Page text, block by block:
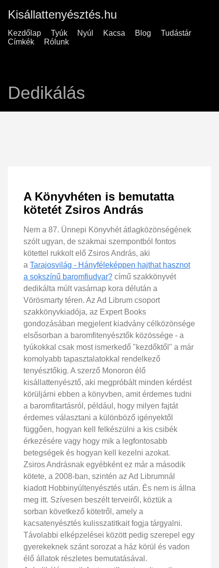
Kisállattenyésztés.hu
Kezdőlap Tyúk Nyúl Kacsa Blog
Tudástár
Címkék
Rólunk
Dedikálás
A Könyvhéten is bemutatta
kötetét Zsiros András
Nem a 87. Ünnepi Könyvhét átlagközönségének
szólt ugyan, de szakmai szempontból fontos
kötettel rukkolt elő Zsiros András, aki
a Tarajosvilág - Hányféleképpen hajthat hasznot
a sokszínű baromfiudvar? című szakkönyvét
dedikálta múlt vasárnap kora délután a
Vörösmarty téren. Az Ad Librum csoport
szakkönyvkiadója, az Expert Books
gondozásában megjelent kiadvány célközönsége
elsősorban a baromfitenyésztők közössége - a
tyúkokkal csak most ismerkedő "kezdőktől" a már
komolyabb tapasztalatokkal rendelkező
tenyésztőkig. A szerző Monoron élő
kisállattenyésztő, aki megpróbált minden kérdést
körüljárni ebben a könyvben, amit érdemes tudni
a baromfitartásról, például, hogy milyen fajtát
érdemes választani a különböző igényektől
függően, hogyan kell felkészülni a kis csibék
érkezésére vagy hogy mik a legfontosabb
betegségek és hogyan kell kezelni azokat.
Zsiros Andrásnak egyébként ez már a második
kötete, a 2008-ban, szintén az Ad Librumnál
kiadott Hobbinyúltenyésztés után. És nem is állna
meg itt. Szívesen beszélt terveiről, köztük a
sorban következő kötetről, amely a
kacsatenyésztés kulisszatitkait fogja tárgyalni.
Távolabbi elképzelései között pedig szerepel egy
gyerekeknek szánt sorozat a ház körül és vadon
élő állatok részletes bemutatásával.